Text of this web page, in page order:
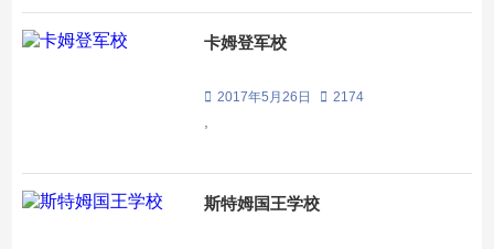
卡姆登军校
2017年5月26日 2174
斯特姆国王学校